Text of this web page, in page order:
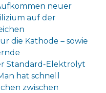
neuer
auf der
die Kathode – sowie
Standard-Elektrolyt
hat schnell
zwischen